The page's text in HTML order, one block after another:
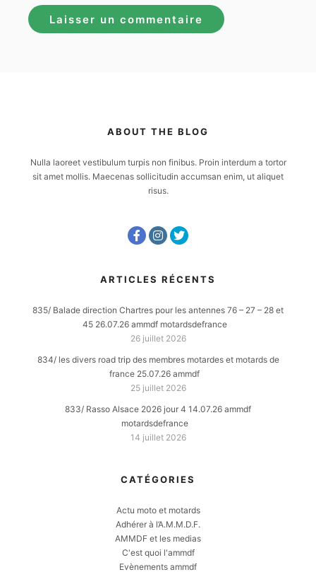
ABOUT THE BLOG
Nulla laoreet vestibulum turpis non finibus. Proin interdum a tortor
sit amet mollis. Maecenas sollicitudin accumsan enim, ut aliquet
risus.
ARTICLES RÉCENTS
835/ Balade direction Chartres pour les antennes 76 – 27 – 28 et
45 26.07.26 ammdf motardsdefrance
26 juillet 2026
834/ les divers road trip des membres motardes et motards de
france 25.07.26 ammdf
25 juillet 2026
833/ Rasso Alsace 2026 jour 4 14.07.26 ammdf
motardsdefrance
14 juillet 2026
CATÉGORIES
Actu moto et motards
Adhérer à l’A.M.M.D.F.
AMMDF et les medias
C'est quoi l'ammdf
Evènements ammdf